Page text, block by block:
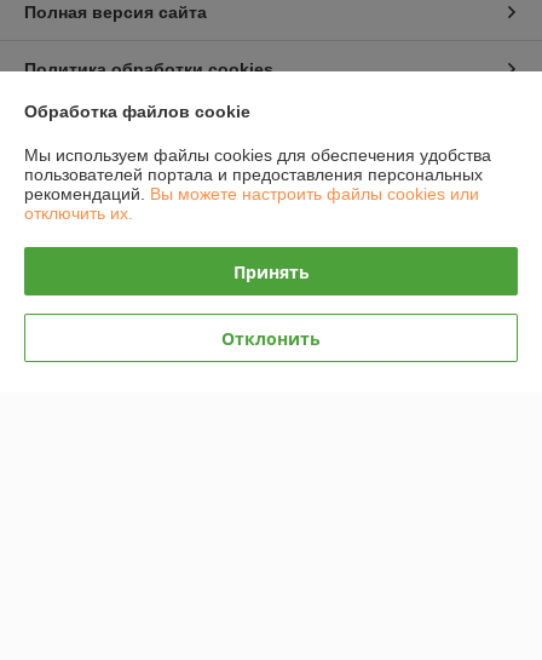
Полная версия сайта
Политика обработки cookies
Сайт создан на платформе Deal.by
г.Минск ул.Маяковского 127/2 пом.103
Обработка файлов cookie
Мы используем файлы cookies для обеспечения удобства
пользователей портала и предоставления персональных
рекомендаций. Вы можете настроить файлы cookies или
отключить их.
Принять
Отклонить